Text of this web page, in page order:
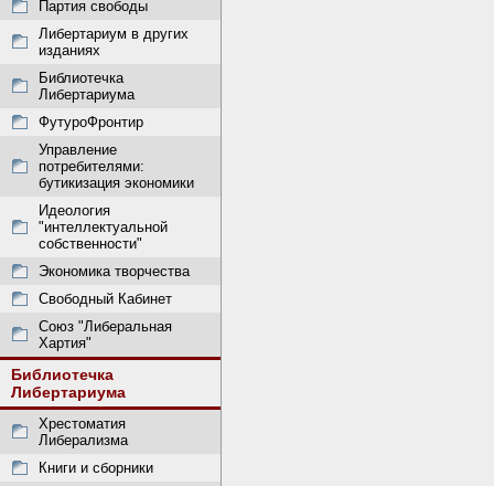
Партия свободы
Либертариум в других
изданиях
Библиотечка
Либертариума
ФутуроФронтир
Управление
потребителями:
бутикизация экономики
Идеология
"интеллектуальной
собственности"
Экономика творчества
Свободный Кабинет
Союз "Либеральная
Хартия"
Библиотечка
Либертариума
Хрестоматия
Либерализма
Книги и сборники